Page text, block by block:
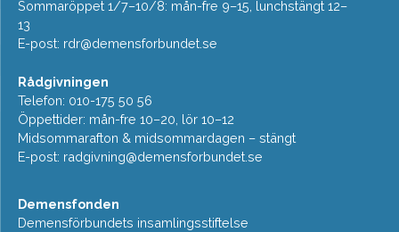
Sommaröppet 1/7–10/8: mån-fre 9–15, lunchstängt 12–
13
E-post: rdr@demensforbundet.se
Rådgivningen
Telefon: 010-175 50 56
Öppettider: mån-fre 10–20, lör 10–12
Midsommarafton & midsommardagen – stängt
E-post: radgivning@demensforbundet.se
Demensfonden
Demensförbundets insamlingsstiftelse